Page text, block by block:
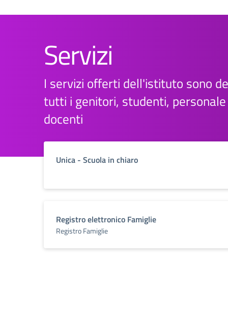
Servizi
I servizi offerti dell'istituto sono
tutti i genitori, studenti, personale
docenti
Unica - Scuola in chiaro
Registro elettronico Famiglie
Registro Famiglie